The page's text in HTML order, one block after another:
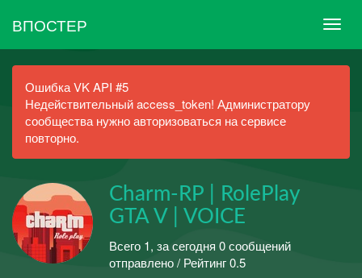
ВПОСТЕР
Ошибка VK API #5
Недействительный access_token! Администратору
сообщества нужно авторизоваться на сервисе
повторно.
Charm-RP | RolePlay
GTA V | VOICE
Всего 1, за сегодня 0 сообщений
отправлено / Рейтинг 0.5